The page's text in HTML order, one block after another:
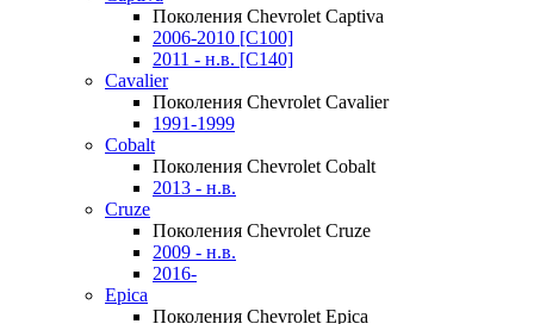
Поколения Chevrolet Captiva
2006-2010 [C100]
2011 - н.в. [C140]
Cavalier
Поколения Chevrolet Cavalier
1991-1999
Cobalt
Поколения Chevrolet Cobalt
2013 - н.в.
Cruze
Поколения Chevrolet Cruze
2009 - н.в.
2016-
Epica
Поколения Chevrolet Epica